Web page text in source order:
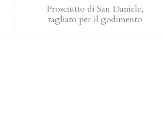
Prosciutto di San Daniele,
tagliato per il godimento